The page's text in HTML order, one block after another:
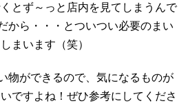
とず～っと店内を見てしまうんで
から・・・とついつい必要のまい
まいます（笑）
物ができるので、気になるものが
ですよね！ぜひ参考にしてくださ